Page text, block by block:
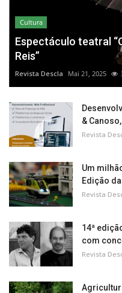
Cultura
Espectáculo teatral
Reis”
Revista Descla Mai 21, 2025
&
Revista
Um
Edição
Revista
14ª
com
Revista